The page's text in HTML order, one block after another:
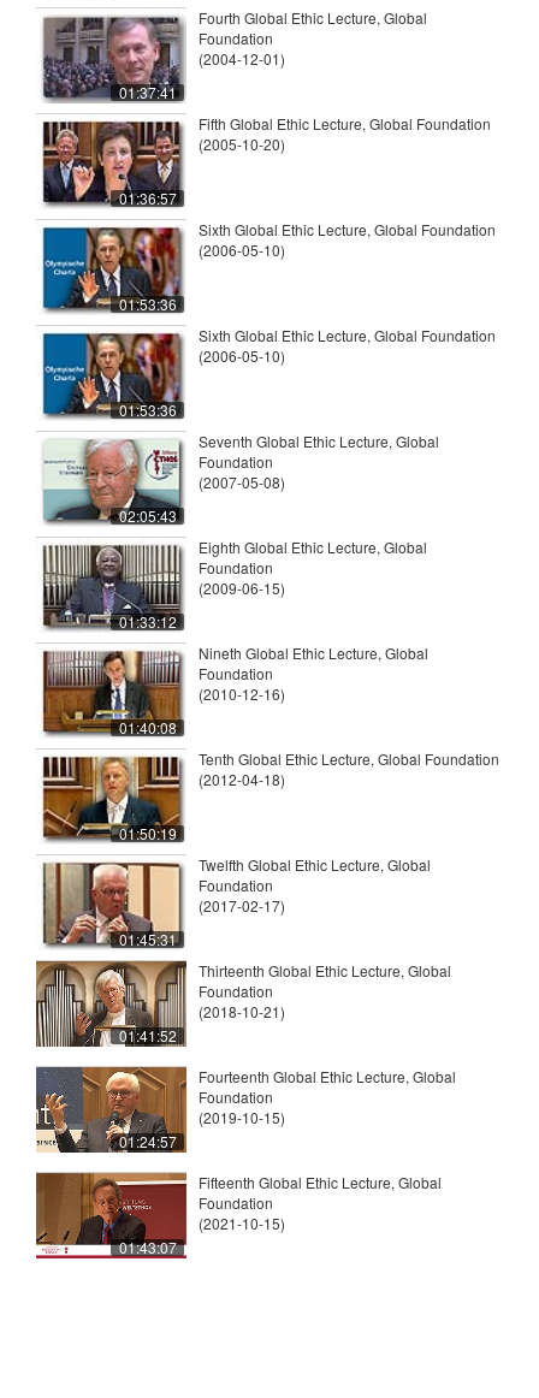
01:37:41
Fourth Global Ethic Lecture, Global
Foundation
(2004-12-01)
01:36:57
Fifth Global Ethic Lecture, Global Foundation
(2005-10-20)
01:53:36
Sixth Global Ethic Lecture, Global Foundation
(2006-05-10)
01:53:36
Sixth Global Ethic Lecture, Global Foundation
(2006-05-10)
02:05:43
Seventh Global Ethic Lecture, Global
Foundation
(2007-05-08)
01:33:12
Eighth Global Ethic Lecture, Global
Foundation
(2009-06-15)
01:40:08
Nineth Global Ethic Lecture, Global
Foundation
(2010-12-16)
01:50:19
Tenth Global Ethic Lecture, Global Foundation
(2012-04-18)
01:45:31
Twelfth Global Ethic Lecture, Global
Foundation
(2017-02-17)
01:41:52
Thirteenth Global Ethic Lecture, Global
Foundation
(2018-10-21)
01:24:57
Fourteenth Global Ethic Lecture, Global
Foundation
(2019-10-15)
01:43:07
Fifteenth Global Ethic Lecture, Global
Foundation
(2021-10-15)